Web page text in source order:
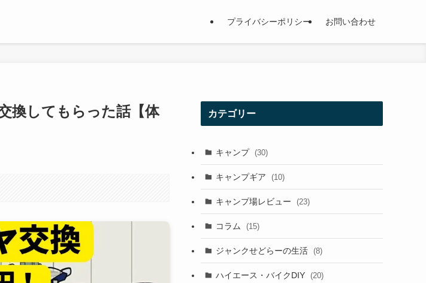
プライバシーポリシー お問い合わせ
換してもらった話【体
カテゴリー
キャンプ (30)
キャンプギア (10)
キャンプ場レビュー (23)
コラム (15)
ジャンクせどらーの生活 (8)
ハイエース・バイクDIY (20)